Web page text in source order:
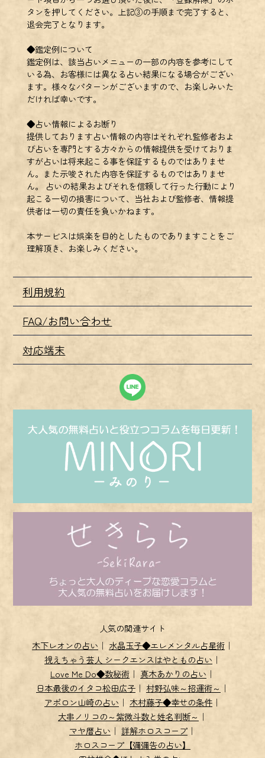
タンを押してください。上記③の手順まで完了すると、
退会完了となります。
◆鑑定例について
鑑定例は、該当占いメニューの一部の内容を参考にして
いる為、お客様には異なる占い結果になる場合がござい
ます。様々なパターンがございますので、お楽しみいた
だければ幸いです。
◆占い情報によるお断り
提供しております占い情報の内容はそれぞれ監修者およ
び占いを専門とする方々からの情報提供を受けておりま
すが占いは将来起こる事を保証するものではありませ
ん。また示唆された内容を保証するものではありませ
ん。 占いの結果およびそれを信頼して行った行動により
起こる一切の損害について、当社および監修者、情報提
供者は一切の責任を負いかねます。
本サービスは娯楽を目的としたものでありますことをご
理解頂き、お楽しみください。
利用規約
FAQ/お問い合わせ
対応端末
人気の関連サイト
木下レオンの占い ｜ 水晶玉子◆エレメンタル占星術 ｜
視えちゃう芸人 シークエンスはやともの占い ｜
Love Me Do◆数秘術 ｜ 真木あかりの占い ｜
日本最後のイタコ松田広子 ｜ 村野弘味～招運術～ ｜
アポロン山崎の占い ｜ 木村藤子◆幸せの条件 ｜
大串ノリコの～紫微斗数と姓名判断～ ｜
マヤ暦占い ｜ 詳解ホロスコープ ｜
ホロスコープ【彌彌告の占い】